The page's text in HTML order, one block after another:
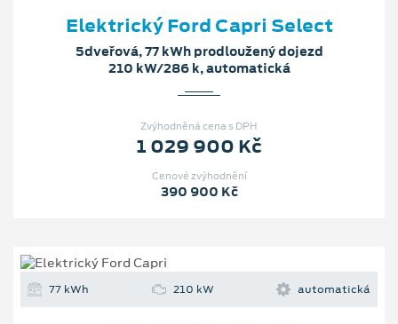
Elektrický Ford Capri Select
5dveřová, 77 kWh prodloužený dojezd
210 kW/286 k, automatická
Zvýhodněná cena s DPH
1 029 900 Kč
Cenové zvýhodnění
390 900 Kč
77 kWh 210 kW automatická